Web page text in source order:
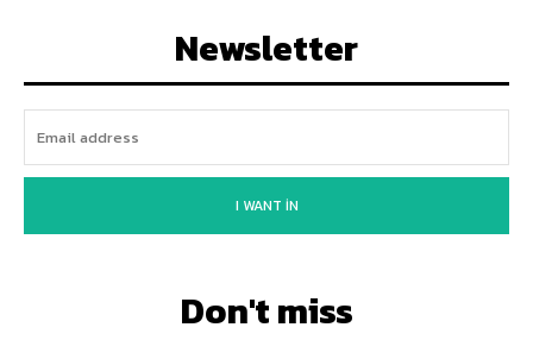
Newsletter
I WANT IN
Don't miss